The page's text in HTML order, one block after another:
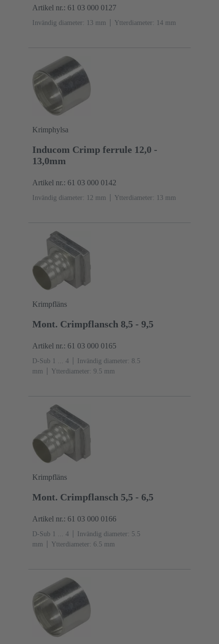
Artikel nr.: 61 03 000 0127
Invändig diameter: 13 mm Ytterdiameter: ‌14 mm
Krimphylsa
Inducom Crimp ferrule 12,0 -
13,0mm
Artikel nr.: 61 03 000 0142
Invändig diameter: 12 mm Ytterdiameter: ‌13 mm
Krimpfläns
Mont. Crimpflansch 8,5 - 9,5
Artikel nr.: 61 03 000 0165
D-Sub 1 ... 4
Invändig diameter: 8.5
mm
Ytterdiameter: ‌9.5 mm
Krimpfläns
Mont. Crimpflansch 5,5 - 6,5
Artikel nr.: 61 03 000 0166
D-Sub 1 ... 4
Invändig diameter: 5.5
mm
Ytterdiameter: ‌6.5 mm